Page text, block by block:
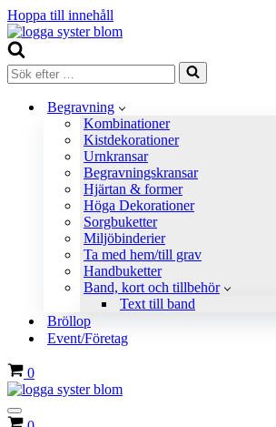
Hoppa till innehåll
Sök
efter
Begravning
Kombinationer
Kistdekorationer
Urnkransar
Begravningskransar
Hjärtan & former
Höga Dekorationer
Sorgbuketter
Miljöbinderier
Ta med hem/till grav
Handbuketter
Band, kort och tillbehör
Text till band
Bröllop
Event/Företag
Varukorg
0
Navigeringsmeny
Varukorg